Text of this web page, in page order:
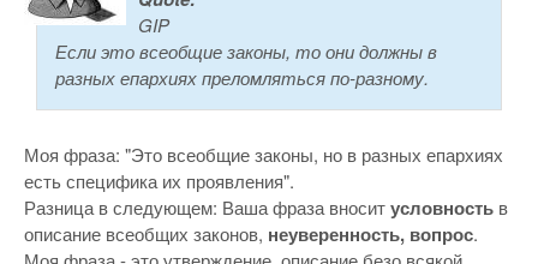
GIP
Если это всеобщие законы, то они должны в
разных епархиях преломляться по-разному.
Моя фраза: "Это всеобщие законы, но в разных епархиях
есть специфика их проявления".
Разница в следующем: Ваша фраза вноситусловность в
описание всеобщих законов, неуверенность, вопрос.